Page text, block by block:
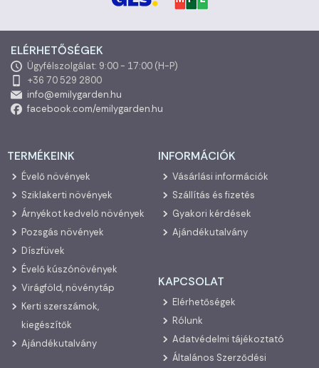
ELÉRHETŐSÉGEK
Ügyfélszolgálat: 9:00 - 17:00 (H-P)
+36 70 529 2800
info@emilygarden.hu
facebook.com/emilygarden.hu
TERMÉKEINK
Évelő növények
Sziklakerti növények
Árnyékot kedvelő növények
Pozsgás növények
Díszfüvek
Évelő kúszónövények
Virágföld, növénytáp
Kerti szerszámok,
kiegészítők
Ajándékutalvány
INFORMÁCIÓK
Vásárlási információk
Szállítás és fizetés
Gyakori kérdések
Ajándékutalvány
KAPCSOLAT
Elérhetőségek
Rólunk
Adatvédelmi tájékoztató
Általános Szerződési